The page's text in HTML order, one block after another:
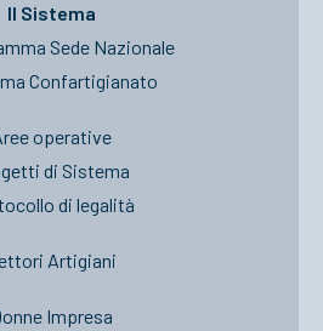
Il Sistema
Sede Nazionale
Confartigianato
operative
di Sistema
di legalità
Artigiani
Impresa